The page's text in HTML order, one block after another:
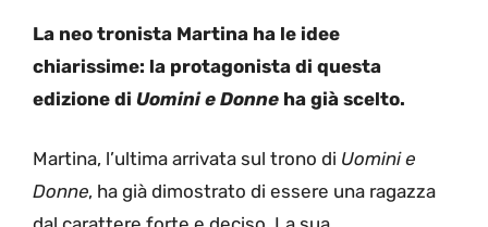
La neo tronista Martina ha le idee
chiarissime: la protagonista di questa
edizione di Uomini e Donne ha già scelto.
Martina, l’ultima arrivata sul trono di Uomini e
Donne, ha già dimostrato di essere una ragazza